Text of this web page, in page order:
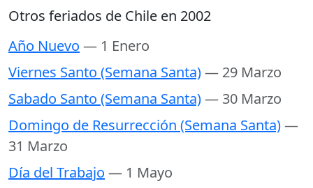
Otros feriados de Chile en 2002
Año Nuevo — 1 Enero
Viernes Santo (Semana Santa)— 29 Marzo
Sabado Santo (Semana Santa)— 30 Marzo
Domingo de Resurrección (Semana Santa)—
31 Marzo
Día del Trabajo — 1 Mayo